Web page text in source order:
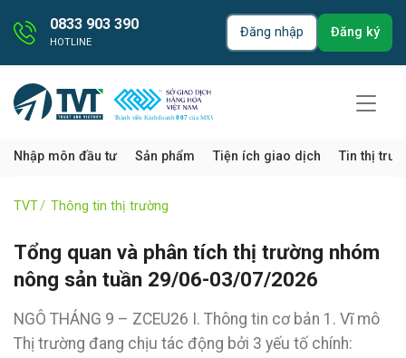
0833 903 390
HOTLINE
Đăng nhập Đăng ký
Nhập môn đầu tư Sản phẩm Tiện ích giao dịch Tin thị
TVT Thông tin thị trường
Tổng quan và phân tích thị trường nhóm
nông sản tuần 29/06-03/07/2026
NGÔ THÁNG 9 – ZCEU26 I. Thông tin cơ bản 1. Vĩ mô
Thị trường đang chịu tác động bởi 3 yếu tố chính: